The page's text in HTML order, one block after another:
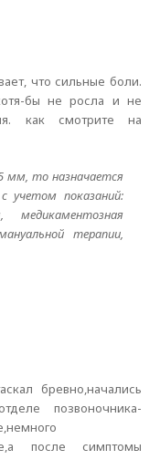
что сильные боли.
бы не росла и не
как смотрите на
мм, то назначается
учетом показаний:
медикаментозная
терапии,
бревно,начались
позвоночника-
после симптомы